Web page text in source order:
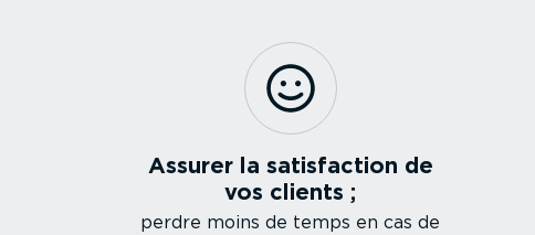
Assurer la satis­faction de
vos clients ;
perdre moins de temps en cas de